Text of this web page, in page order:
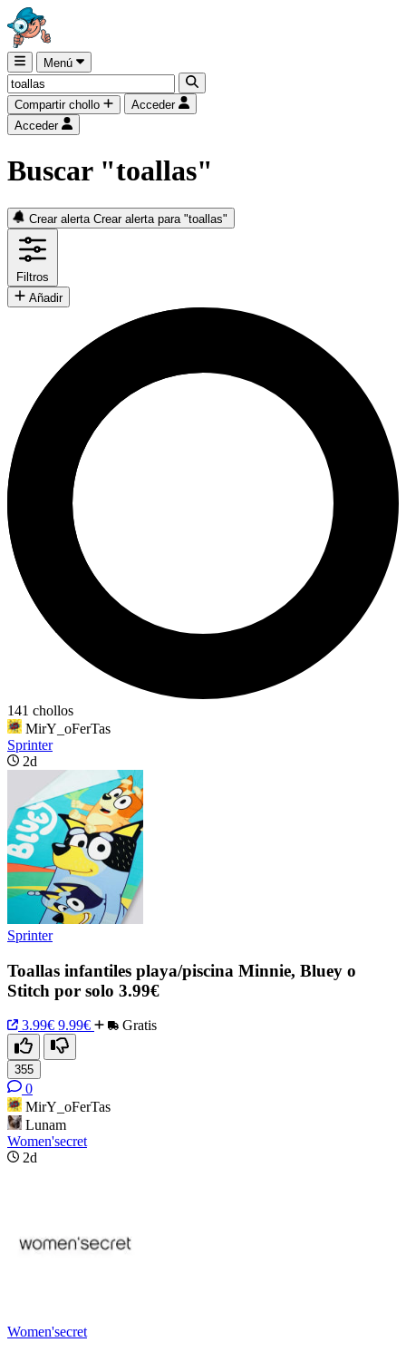
Menú
Compartir chollo
Acceder
Acceder
Buscar "toallas"
Crear alerta Crear alerta para "toallas"
Filtros
Añadir
141 chollos
MirY_oFerTas
Sprinter
2d
Sprinter
Toallas infantiles playa/piscina Minnie, Bluey o
Stitch por solo 3.99€
3.99€ 9.99€ Gratis
355
0
MirY_oFerTas
Lunam
Women'secret
2d
Women'secret